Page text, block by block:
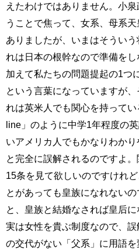
えたわけではありません。小
うことで焦って、女系、母系
ありましたが、いまはそうい
れは日本の根幹なので準備をし
加えて私たちの問題提起の1つ
という言葉になっていますが
れは英米人でも関心を持って
line」のように中学1年程度の
いアメリカ人でもかなりわか
と完全に誤解されるのですよ
15条を見て欲しいのですけれ
とがあっても皇族になれない
と、皇族と結婚なされば皇后
実は女性を貴ぶ制度なので、
の交代がない「父系」に用語